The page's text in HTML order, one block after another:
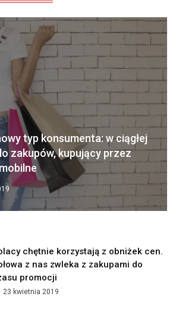
typ konsumenta: w ciągłej
zakupów, kupujący przez
chętnie korzystają z obniżek cen.
z nas zwleka z zakupami do
promocji
23 kwietnia 2019